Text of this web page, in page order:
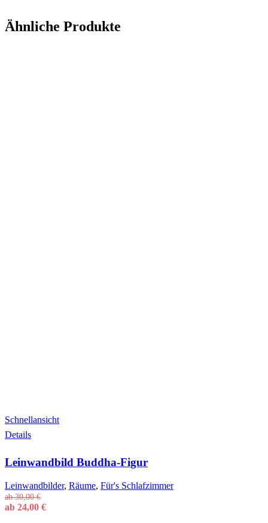
Ähnliche Produkte
Schnellansicht
Details
mehrere
auf.
Die
Optionen
Leinwandbild Buddha-Figur
Leinwandbilder, Räume, Für's Schlafzimmer
ab30,00€
ab 24,00 €